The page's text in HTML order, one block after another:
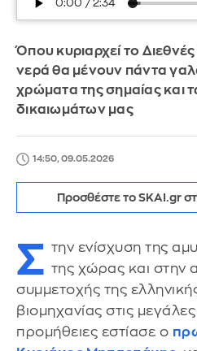
Όπου κυριαρχεί το
νερά θα μένουν πάντα
χρώματα της σημαίας και
δικαιωμάτων μας
14:50, 09.05.2026
Προσθέστε το SKAI.gr
Σ την ενίσχυση της
της χώρας και στην
συμμετοχής της
βιομηχανίας στις
προμήθειες εστίασε ο